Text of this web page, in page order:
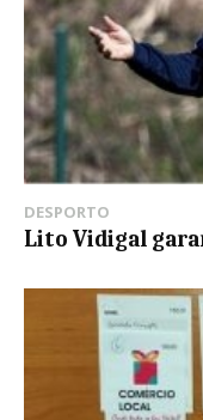
DESPORTO
Lito Vidigal